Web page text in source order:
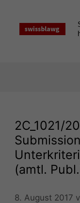
springen
2C_1021/
(amtl.
8. August 2017